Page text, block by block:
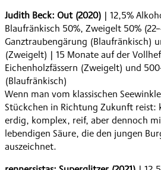
Judith Beck: Out (2020) | 12,5%
Blaufränkisch 50%, Zweigelt 50%
Ganztraubengärung (Blaufränkisch)
(Zweigelt) | 15 Monate auf der
Eichenholzfässern (Zweigelt) und
(Blaufränkisch)
Wenn man vom klassischen
Stückchen in Richtung Zukunft
erdig, komplex, reif, aber dennoch
lebendigen Säure, die den jungen
auszeichnet.